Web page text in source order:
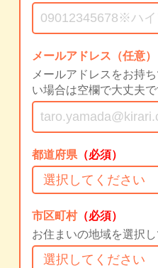
メールアドレス（任意）
メールアドレスをお持
い場合は空欄で大丈夫で
都道府県 （必須）
市区町村（必須）
お住まいの地域を選択し